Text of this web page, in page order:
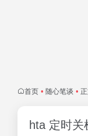
首页 • 随心笔谈 •
hta 定时关